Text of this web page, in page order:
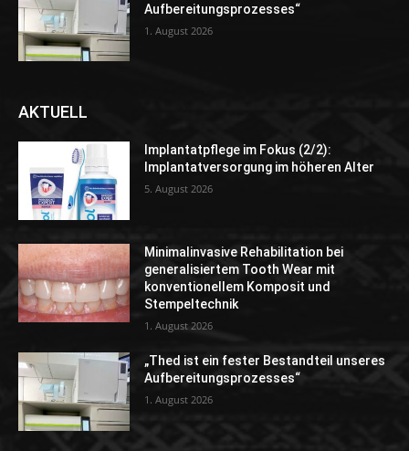
Aufbereitungsprozesses“
1. August 2026
AKTUELL
Implantatpflege im Fokus (2/2):
Implantatversorgung im höheren Alter
5. August 2026
Minimalinvasive Rehabilitation bei
generalisiertem Tooth Wear mit
konventionellem Komposit und
Stempeltechnik
1. August 2026
„Thed ist ein fester Bestandteil unseres
Aufbereitungsprozesses“
1. August 2026